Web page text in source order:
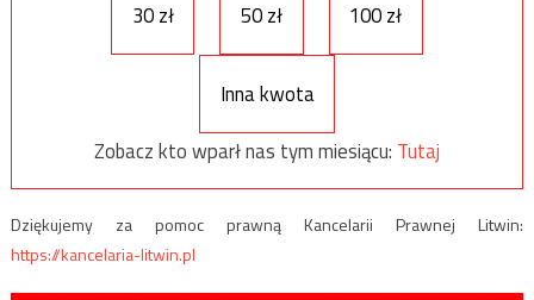
30 zł
50 zł 100 zł
Inna kwota
Zobacz kto wparł nas tym miesiącu: Tutaj
Dziękujemy za pomoc prawną Kancelarii Prawnej Litwin:
https://kancelaria-litwin.pl